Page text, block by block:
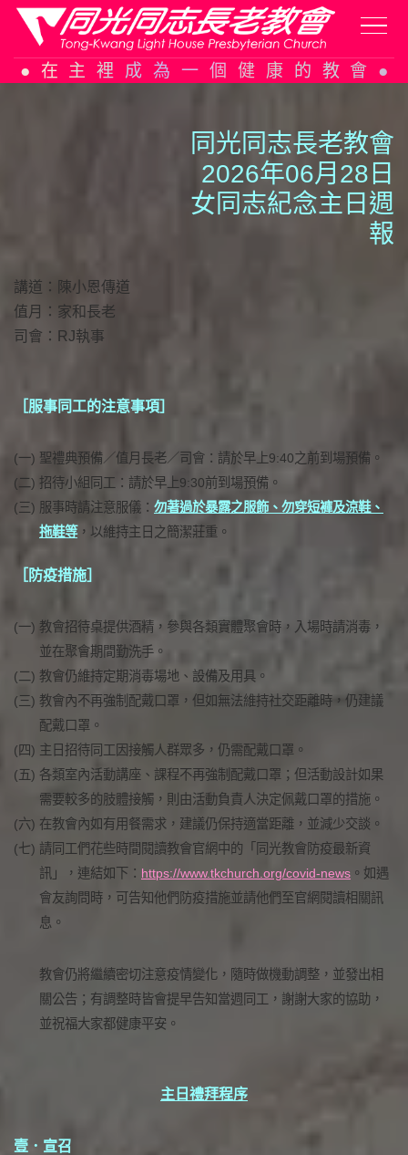
Skip
to
在主裡成為一個健康的教會
同光同志長老教會
2026年06月28日
女同志紀念主日週
報
講道：陳小恩傳道
值月：家和長老
司會：RJ執事
［服事同工的注意事項］
(一) 聖禮典預備／值月長老／司會：請於早上9:40之前到場預備。
(二) 招待小組同工：請於早上9:30前到場預備。
(三) 服事時請注意服儀： 勿著過於暴露之服飾、勿穿短褲及涼鞋、
拖鞋等 ，以維持主日之簡潔莊重。
［防疫措施］
(一) 教會招待桌提供酒精，參與各類實體聚會時，入場時請消毒，
並在聚會期間勤洗手。
(二) 教會仍維持定期消毒場地、設備及用具。
(三) 教會內不再強制配戴口罩，但如無法維持社交距離時，仍建議
配戴口罩。
(四) 主日招待同工因接觸人群眾多，仍需配戴口罩。
(五) 各類室內活動講座、課程不再強制配戴口罩；但活動設計如果
需要較多的肢體接觸，則由活動負責人決定佩戴口罩的措施。
(六) 在教會內如有用餐需求，建議仍保持適當距離，並減少交談。
(七) 請同工們花些時間閱讀教會官網中的「同光教會防疫最新資
訊」，連結如下： https://www.tkchurch.org/covid-news 。如遇
會友詢問時，可告知他們防疫措施並請他們至官網閱讀相關訊
息。
教會仍將繼續密切注意疫情變化，隨時做機動調整，並發出相
關公告；有調整時皆會提早告知當週同工，謝謝大家的協助，
並祝福大家都健康平安。
主日禮拜程序
壹．宣召